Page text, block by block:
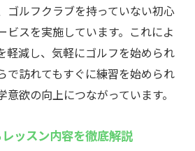
ポイントと安心のサポート体
ブで気軽に始められる魅力
練習場で自分のペースを確保
ンでコスパよく上達を目指す
ゴルフクラブを持っていない初心
ビスを実施しています。これによ
軽減し、気軽にゴルフを始められ
で訪れてもすぐに練習を始められ
欲の向上につながっています。
ッスン内容を徹底解説